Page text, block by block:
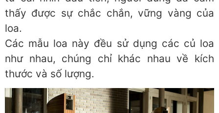
thấy được sự chắc chắn, vững vàng của
loa.
Các mẫu loa này đều sử dụng các củ loa
như nhau, chúng chỉ khác nhau về kích
thước và số lượng.